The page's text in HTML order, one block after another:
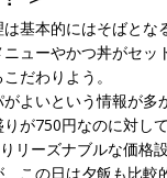
基本的にはそばとな
ューやかつ丼がセッ
だわりよう。
よいという情報が多
が750円なのに対し
ーズナブルな価格
この日は夕飯も比